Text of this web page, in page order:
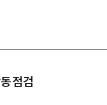
점검